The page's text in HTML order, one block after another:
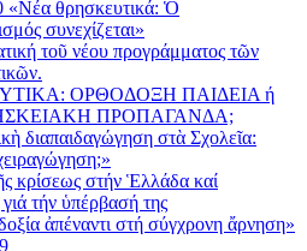
«Νέα θρησκευτικά: Ὁ
συνεχίζεται»
τοῦ νέου προγράμματος τῶν
ΟΡΘΟΔΟΞΗ ΠΑΙΔΕΙΑ ή
ΠΡΟΠΑΓΑΝΔΑ;
διαπαιδαγώγηση στὰ Σχολεῖα:
κρίσεως στήν Ἑλλάδα καί
γιά τήν ὑπέρβασή της
ἀπέναντι στή σύγχρονη ἄρνηση»